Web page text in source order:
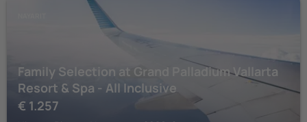
Family Selection at Grand Palladium Vallarta
Resort & Spa - All Inclusive
€ 1.257